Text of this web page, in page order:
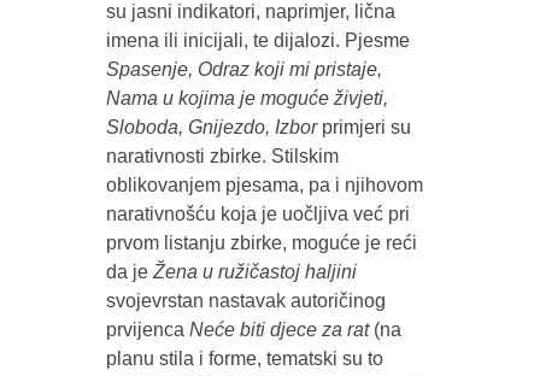
su jasni indikatori, naprimjer, lična
imena ili inicijali, te dijalozi. Pjesme
Spasenje, Odraz koji mi pristaje,
Nama u kojima je moguće živjeti,
Sloboda, Gnijezdo, Izborprimjeri su
narativnosti zbirke. Stilskim
oblikovanjem pjesama, pa i njihovom
narativnošću koja je uočljiva već pri
prvom listanju zbirke, moguće je reći
da jeŽena u ružičastoj haljini
svojevrstan nastavak autoričinog
prvijenca Neće biti djece za rat(na
planu stila i forme, tematski su to